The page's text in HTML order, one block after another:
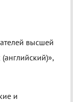
высшей
и